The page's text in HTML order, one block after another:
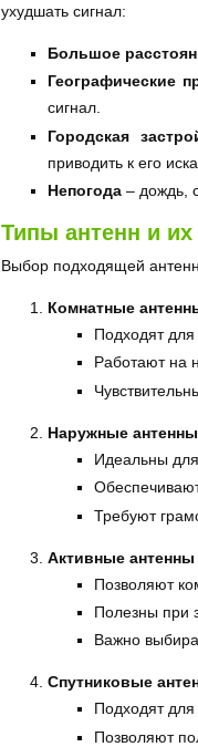
ухудшать сигнал:
Большое
Географические
сигнал.
Городская
приводить к его
Непогода – дождь,
Типы антенн и их
Выбор подходящей
Комнатные
Подходят
Работают на
Наружные антенны
Идеальны
Требуют
Активные
Позволяют
Полезны при
Важно
Спутниковые
Подходят
Позволяют